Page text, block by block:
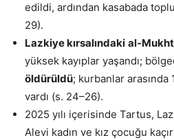
edildi, ardından kasabada
29).
Lazkiye kırsalındaki al-
yüksek kayıplar yaşandı;
öldürüldü; kurbanlar arasında
vardı (s. 24–26).
2025 yılı içerisinde Tartus,
Alevi kadın ve kız çocuğu